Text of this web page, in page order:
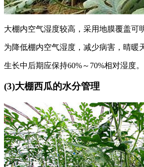
大棚内空气湿度较高，采用地膜覆盖可
为降低棚内空气湿度，减少病害，晴暖
生长中后期应保持60%～70%相对湿度。
(3)大棚西瓜的水分管理